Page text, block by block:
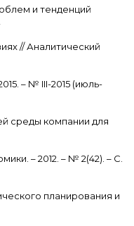
и тенденций
// Аналитический
– № III-2015 (июль-
среды компании для
– 2012. – № 2(42). – С.
планирования и